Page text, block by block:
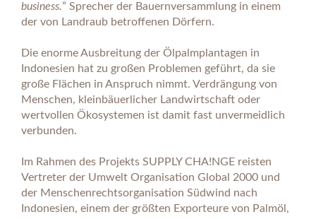
business.” Sprecher der Bauernversammlung in einem
der von Landraub betroffenen Dörfern.
Die enorme Ausbreitung der Ölpalmplantagen in
Indonesien hat zu großen Problemen geführt, da sie
große Flächen in Anspruch nimmt. Verdrängung von
Menschen, kleinbäuerlicher Landwirtschaft oder
wertvollen Ökosystemen ist damit fast unvermeidlich
verbunden.
Im Rahmen des Projekts SUPPLY CHA!NGE reisten
Vertreter der Umwelt Organisation Global 2000 und
der Menschenrechtsorganisation Südwind nach
Indonesien, einem der größten Exporteure von Palmöl,